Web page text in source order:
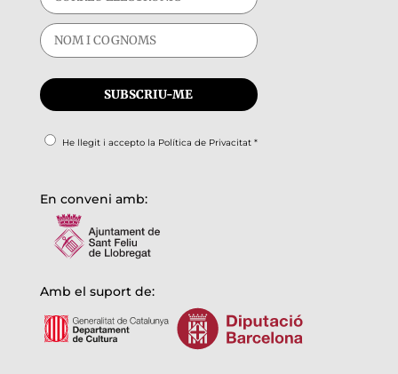
He llegit i accepto la Política de Privacitat*
En conveni amb:
Amb el suport de: